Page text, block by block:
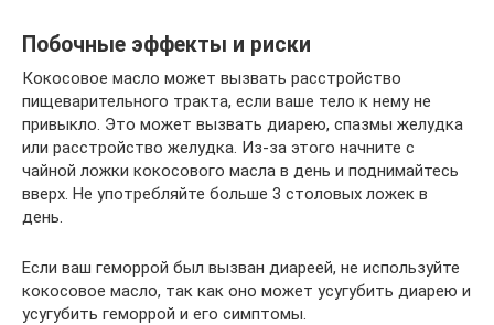
Побочные эффекты и риски
Кокосовое масло может вызвать расстройство
пищеварительного тракта, если ваше тело к нему не
привыкло. Это может вызвать диарею, спазмы желудка
или расстройство желудка. Из-за этого начните с
чайной ложки кокосового масла в день и поднимайтесь
вверх. Не употребляйте больше 3 столовых ложек в
день.
Если ваш геморрой был вызван диареей, не используйте
кокосовое масло, так как оно может усугубить диарею и
усугубить геморрой и его симптомы.